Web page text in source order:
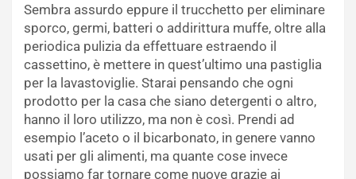
Sembra assurdo eppure il trucchetto per eliminare
sporco, germi, batteri o addirittura muffe, oltre alla
periodica pulizia da effettuare estraendo il
cassettino, è mettere in quest’ultimo una pastiglia
per la lavastoviglie. Starai pensando che ogni
prodotto per la casa che siano detergenti o altro,
hanno il loro utilizzo, ma non è così. Prendi ad
esempio l’aceto o il bicarbonato, in genere vanno
usati per gli alimenti, ma quante cose invece
possiamo far tornare come nuove grazie ai